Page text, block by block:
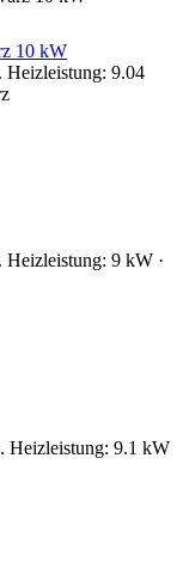
10 kW
Heizleistung: 9.04
Heizleistung: 9 kW ·
Heizleistung: 9.1 kW